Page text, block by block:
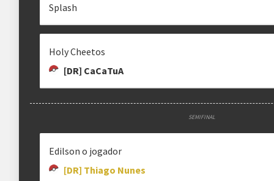
Maiores detalhes encontram-se na "
Splash
Holy Cheetos
[DR] CaCaTuA
SEMIFINAL
Edilson o jogador
[DR] Thiago Nunes